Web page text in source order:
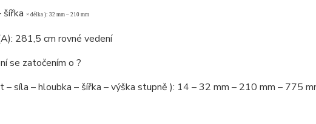
šířka
× délka ): 32 mm – 210 mm
281,5 cm rovné vedení
se zatočením o ?
– síla – hloubka – šířka – výška stupně ): 14 – 32 mm – 210 mm – 775